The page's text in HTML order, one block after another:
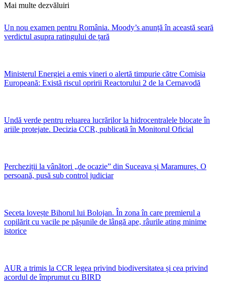
Mai multe dezvăluiri
Un nou examen pentru România. Moody’s anunță în această seară
verdictul asupra ratingului de țară
Ministerul Energiei a emis vineri o alertă timpurie către Comisia
Europeană: Există riscul opririi Reactorului 2 de la Cernavodă
Undă verde pentru reluarea lucrărilor la hidrocentralele blocate în
ariile protejate. Decizia CCR, publicată în Monitorul Oficial
Percheziții la vânători „de ocazie” din Suceava și Maramureș. O
persoană, pusă sub control judiciar
Seceta lovește Bihorul lui Bolojan. În zona în care premierul a
copilărit cu vacile pe pășunile de lângă ape, râurile ating minime
istorice
AUR a trimis la CCR legea privind biodiversitatea și cea privind
acordul de împrumut cu BIRD